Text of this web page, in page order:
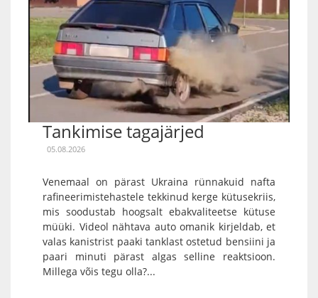
Tankimise tagajärjed
05.08.2026
Venemaal on pärast Ukraina rünnakuid nafta
rafineerimistehastele tekkinud kerge kütusekriis,
mis soodustab hoogsalt ebakvaliteetse kütuse
müüki. Videol nähtava auto omanik kirjeldab, et
valas kanistrist paaki tanklast ostetud bensiini ja
paari minuti pärast algas selline reaktsioon.
Millega võis tegu olla?...